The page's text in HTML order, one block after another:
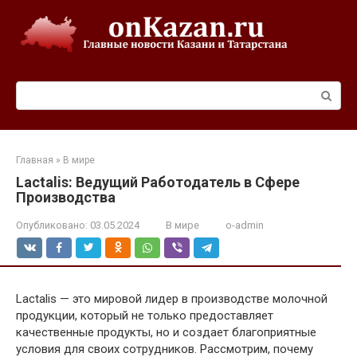
контенту
Главная » В мире
Lactalis: Ведущий Работодатель в Сфере
Производства
Опубликовано: 03.05.2024 В мире o-admin
Lactalis — это мировой лидер в производстве молочной
продукции, который не только предоставляет
качественные продукты, но и создает благоприятные
условия для своих сотрудников. Рассмотрим, почему